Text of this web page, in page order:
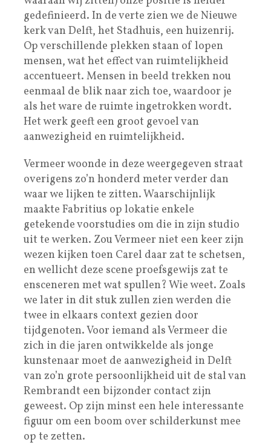
gedefinieerd. In de verte zien we de Nieuwe
kerk van Delft, het Stadhuis, een huizenrij.
Op verschillende plekken staan of lopen
mensen, wat het effect van ruimtelijkheid
accentueert. Mensen in beeld trekken nou
eenmaal de blik naar zich toe, waardoor je
als het ware de ruimte ingetrokken wordt.
Het werk geeft een groot gevoel van
aanwezigheid en ruimtelijkheid.
Vermeer woonde in deze weergegeven straat
overigens zo’n honderd meter verder dan
waar we lijken te zitten. Waarschijnlijk
maakte Fabritius op lokatie enkele
getekende voorstudies om die in zijn studio
uit te werken. Zou Vermeer niet een keer zijn
wezen kijken toen Carel daar zat te schetsen,
en wellicht deze scene proefsgewijs zat te
ensceneren met wat spullen? Wie weet. Zoals
we later in dit stuk zullen zien werden die
twee in elkaars context gezien door
tijdgenoten. Voor iemand als Vermeer die
zich in die jaren ontwikkelde als jonge
kunstenaar moet de aanwezigheid in Delft
van zo’n grote persoonlijkheid uit de stal van
Rembrandt een bijzonder contact zijn
geweest. Op zijn minst een hele interessante
figuur om een boom over schilderkunst mee
op te zetten.